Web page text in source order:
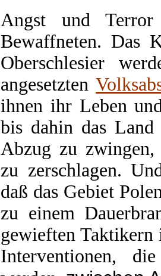
Angst und
Bewaffneten. Das
Oberschlesier
angesetzten
ihnen ihr Leben
bis dahin das Land
Abzug zu zwingen,
zu zerschlagen.
daß das Gebiet
zu einem
gewieften
Interventionen,